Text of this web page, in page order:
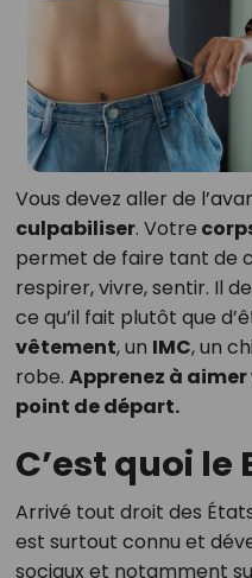
Vous devez aller de
culpabiliser. Votre
permet de faire tant de
respirer, vivre, sentir. Il
ce qu’il fait plutôt que
vêtement, un IMC, un
robe. Apprenez à aimer
point de départ.
C’est quoi le
Arrivé tout droit des
est surtout connu et
sociaux et notamment